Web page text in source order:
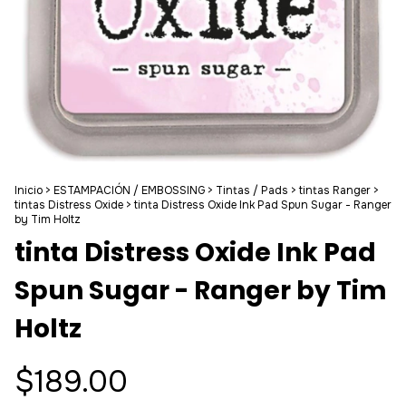
Inicio > ESTAMPACIÓN / EMBOSSING > Tintas / Pads > tintas Ranger >
tintas Distress Oxide > tinta Distress Oxide Ink Pad Spun Sugar - Ranger
by Tim Holtz
tinta Distress Oxide Ink Pad
Spun Sugar - Ranger by Tim
Holtz
$189.00